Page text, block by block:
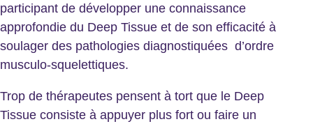
participant de développer une connaissance
approfondie du Deep Tissue et de son efficacité à
soulager des pathologies diagnostiquées d’ordre
musculo-squelettiques.
Trop de thérapeutes pensent à tort que le Deep
Tissue consiste à appuyer plus fort ou faire un